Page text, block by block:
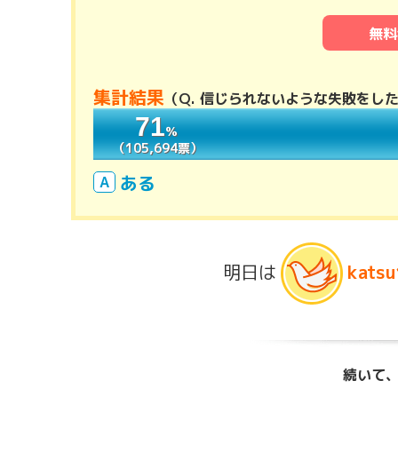
無
集計結果 （Q. 信じられないような失敗をし
71％
（105,694票）
71％
（105,694票）
A ある
明日は
続いて